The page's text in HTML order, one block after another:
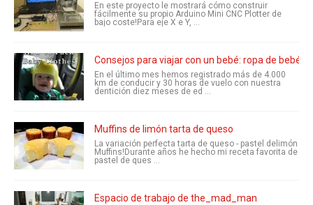
En este proyecto le mostrará cómo construir
fácilmente su propio Arduino Mini CNC Plotter de
bajo coste!Para eje X e Y, ...
Consejos para viajar con un bebé: ropa de bebé
En el último mes hemos registrado más de 4.000
km de conducir y 30 horas de vuelo con nuestra
dentición diez meses de ed ...
Muffins de limón tarta de queso
La variación perfecta tarta de queso - pastel delimón
Muffins!Durante años he hecho mi receta favorita de
pastel de ques ...
Espacio de trabajo de the_mad_man